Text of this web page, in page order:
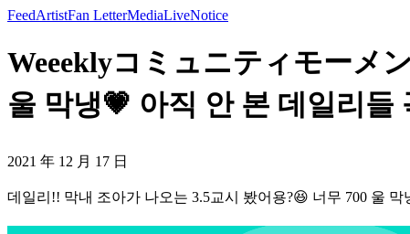
FeedArtistFan LetterMediaLiveNotice
Weeeklyコミュニティモーメ
울 막냉💗 아직 안 본 데일리들
2021 年 12 月 17 日
데일리!! 막내 조아가 나오는 3.5교시 봤어용?😆 너무 700 울